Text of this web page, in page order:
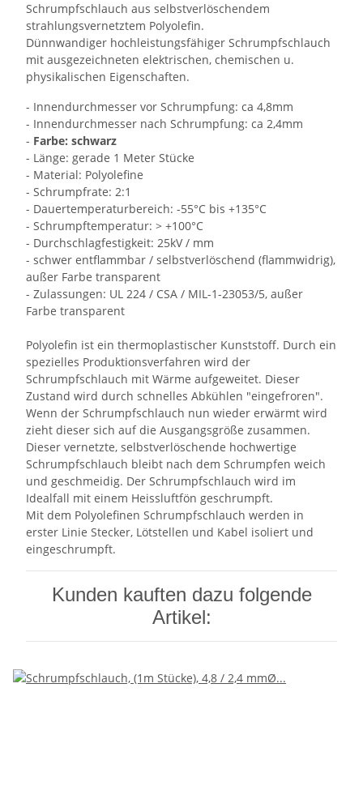
Schrumpfschlauch aus selbstverlöschendem
strahlungsvernetztem Polyolefin.
Dünnwandiger hochleistungsfähiger Schrumpfschlauch
mit ausgezeichneten elektrischen, chemischen u.
physikalischen Eigenschaften.
- Innendurchmesser vor Schrumpfung: ca 4,8mm
- Innendurchmesser nach Schrumpfung: ca 2,4mm
- Farbe: schwarz
- Länge: gerade 1 Meter Stücke
- Material: Polyolefine
- Schrumpfrate: 2:1
- Dauertemperaturbereich: -55°C bis +135°C
- Schrumpftemperatur: > +100°C
- Durchschlagfestigkeit: 25kV / mm
- schwer entflammbar / selbstverlöschend (flammwidrig),
außer Farbe transparent
- Zulassungen: UL 224 / CSA / MIL-1-23053/5, außer
Farbe transparent
Polyolefin ist ein thermoplastischer Kunststoff. Durch ein
spezielles Produktionsverfahren wird der
Schrumpfschlauch mit Wärme aufgeweitet. Dieser
Zustand wird durch schnelles Abkühlen "eingefroren".
Wenn der Schrumpfschlauch nun wieder erwärmt wird
zieht dieser sich auf die Ausgangsgröße zusammen.
Dieser vernetzte, selbstverlöschende hochwertige
Schrumpfschlauch bleibt nach dem Schrumpfen weich
und geschmeidig. Der Schrumpfschlauch wird im
Idealfall mit einem Heissluftfön geschrumpft.
Mit dem Polyolefinen Schrumpfschlauch werden in
erster Linie Stecker, Lötstellen und Kabel isoliert und
eingeschrumpft.
Kunden kauften dazu folgende
Artikel: